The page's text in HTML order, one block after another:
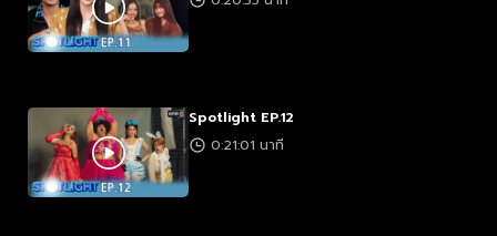
Spotlight EP.12
0:21:01 นาที